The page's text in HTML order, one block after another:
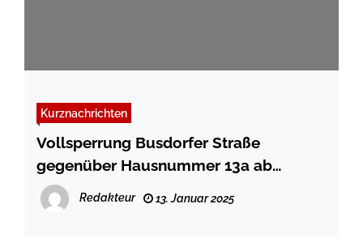
Kurznachrichten
Vollsperrung Busdorfer Straße
gegenüber Hausnummer 13a ab
20.01.2025
Redakteur 13. Januar 2025